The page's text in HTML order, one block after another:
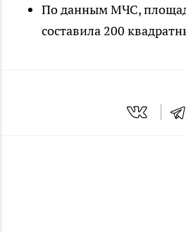
По данным МЧС,
составила 200